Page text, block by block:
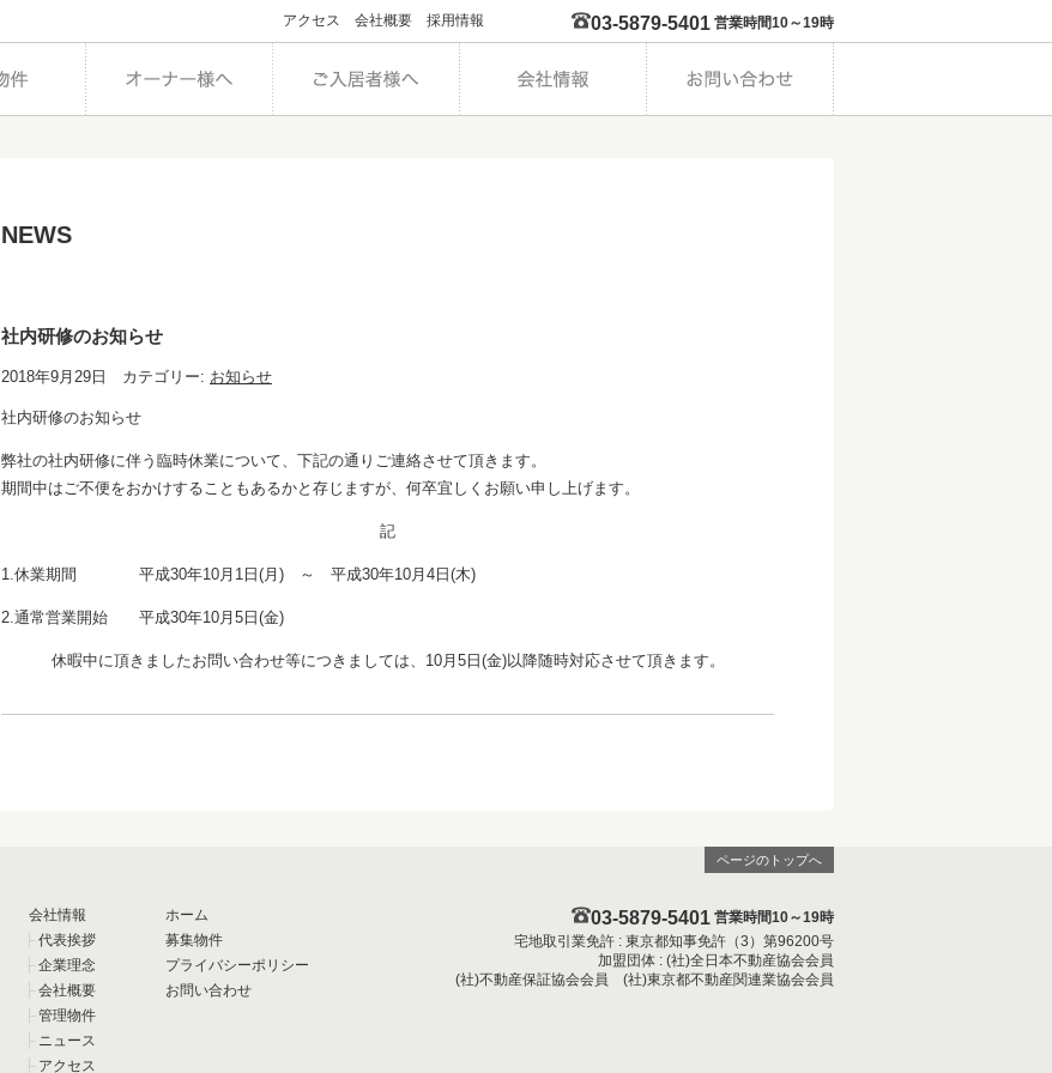
アクセス 会社概要 採用情報 03-5879-5401 営業時間10～19時
NEWS
社内研修のお知らせ
2018年9月29日 カテゴリー: お知らせ
社内研修のお知らせ
弊社の社内研修に伴う臨時休業について、下記の通りご連絡させて頂きます。
期間中はご不便をおかけすることもあるかと存じますが、何卒宜しくお願い申し上げます。
記
1.休業期間 平成30年10月1日(月) ～ 平成30年10月4日(木)
2.通常営業開始 平成30年10月5日(金)
休暇中に頂きましたお問い合わせ等につきましては、10月5日(金)以降随時対応させて頂きます。
ページのトップへ
会社情報
代表挨拶
企業理念
会社概要
管理物件
ニュース
アクセス
ホーム
募集物件
プライバシーポリシー
お問い合わせ
03-5879-5401 営業時間10～19時
宅地取引業免許 : 東京都知事免許（3）第96200号
加盟団体 : (社)全日本不動産協会会員
(社)不動産保証協会会員 (社)東京都不動産関連業協会会員